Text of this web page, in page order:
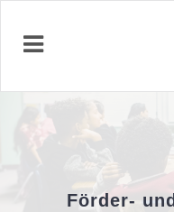
Förder- und